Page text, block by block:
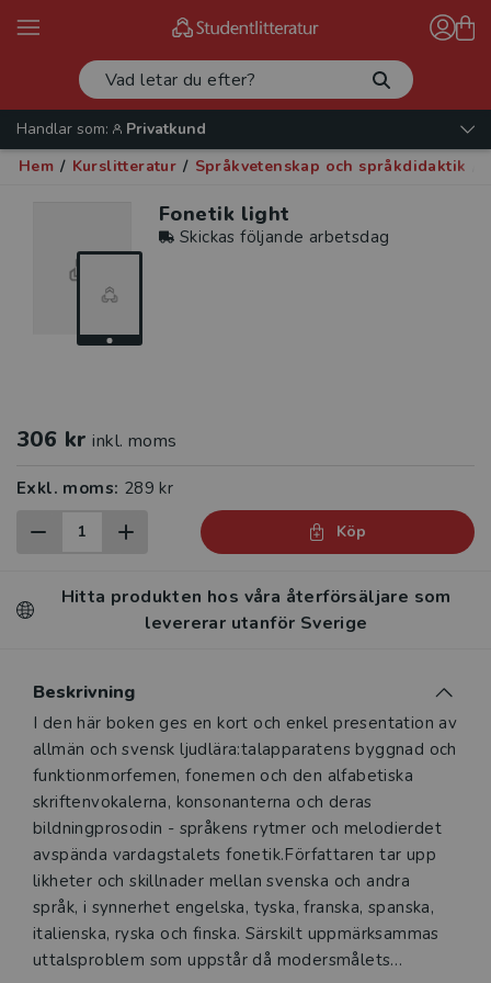
Handlar som:
Privatkund
Hem / Kurslitteratur / Språkvetenskap och språkdidaktik
Fonetik light
Skickas följande arbetsdag
306 kr inkl. moms
Exkl. moms: 289 kr
Köp
Hitta produkten hos våra återförsäljare som
levererar utanför Sverige
Beskrivning
Beskrivning
I den här boken ges en kort och enkel presentation av
allmän och svensk ljudlära:talapparatens byggnad och
funktionmorfemen, fonemen och den alfabetiska
skriftenvokalerna, konsonanterna och deras
bildningprosodin - språkens rytmer och melodierdet
avspända vardagstalets fonetik.Författaren tar upp
likheter och skillnader mellan svenska och andra
språk, i synnerhet engelska, tyska, franska, spanska,
italienska, ryska och finska. Särskilt uppmärksammas
uttalsproblem som uppstår då modersmålets